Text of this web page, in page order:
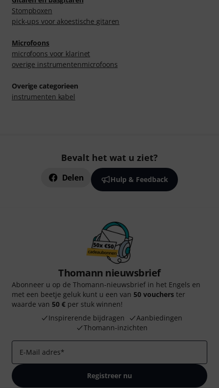
Stompboxen
pick-ups voor akoestische gitaren
Microfoons
microfoons voor klarinet
overige instrumentenmicrofoons
Overige categorieen
instrumenten kabel
Bevalt het wat u ziet?
Delen Hulp & Feedback
Thomann nieuwsbrief
Abonneer u op de Thomann-nieuwsbrief in het Engels en
met een beetje geluk kunt u een van 50 vouchers ter
waarde van 50 € per stuk winnen!
Inspirerende bijdragen
Aanbiedingen
Thomann-inzichten
E-Mail adres*
Registreer nu